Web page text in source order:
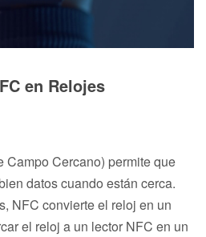
en Relojes
Campo Cercano) permite que
datos cuando están cerca.
NFC convierte el reloj en un
el reloj a un lector NFC en un